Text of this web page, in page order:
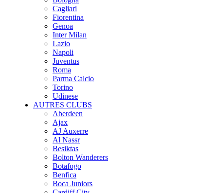
Cagliari
Fiorentina
Genoa
Inter Milan
Lazio
Napoli
Juventus
Roma
Parma Calcio
Torino
Udinese
AUTRES CLUBS
Aberdeen
Ajax
AJ Auxerre
Al Nassr
Besiktas
Bolton Wanderers
Botafogo
Benfica
Boca Juniors